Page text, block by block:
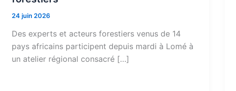
24 juin 2026
Des experts et acteurs forestiers venus de 14
pays africains participent depuis mardi à Lomé à
un atelier régional consacré […]